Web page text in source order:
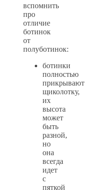
вспомнить
про
отличие
ботинок
от
полуботинок:
ботинки
полностью
прикрывают
щиколотку,
их
высота
может
быть
разной,
но
она
всегда
идет
с
пяткой